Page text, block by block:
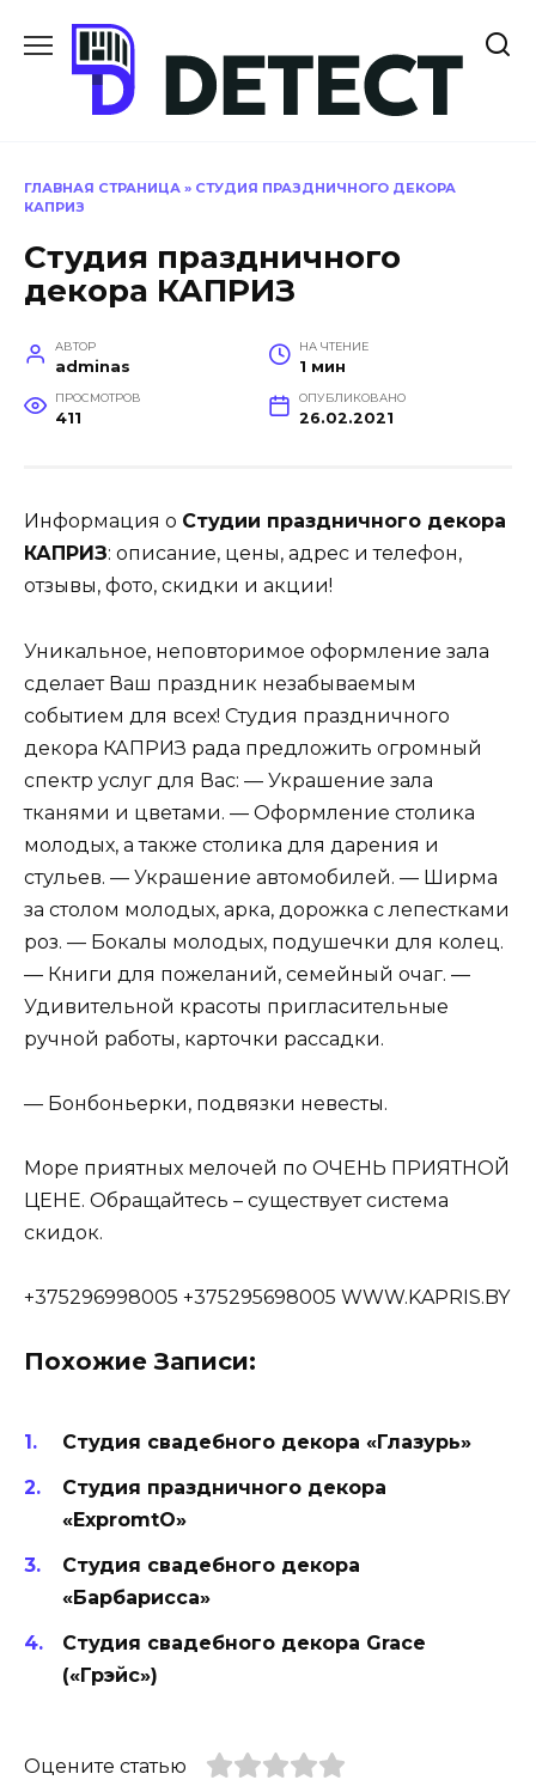
содержанию
ГЛАВНАЯ СТРАНИЦА » СТУДИЯ ПРАЗДНИЧНОГО ДЕКОРА
КАПРИЗ
Студия праздничного
декора КАПРИЗ
АВТОР
adminas
НА ЧТЕНИЕ
1 мин
ПРОСМОТРОВ
411
ОПУБЛИКОВАНО
26.02.2021
Информация о Студии праздничного декора
КАПРИЗ: описание, цены, адрес и телефон,
отзывы, фото, скидки и акции!
Уникальное, неповторимое оформление зала
сделает Ваш праздник незабываемым
событием для всех! Студия праздничного
декора КАПРИЗ рада предложить огромный
спектр услуг для Вас: — Украшение зала
тканями и цветами. — Оформление столика
молодых, а также столика для дарения и
стульев. — Украшение автомобилей. — Ширма
за столом молодых, арка, дорожка с лепестками
роз. — Бокалы молодых, подушечки для колец.
— Книги для пожеланий, семейный очаг. —
Удивительной красоты пригласительные
ручной работы, карточки рассадки.
— Бонбоньерки, подвязки невесты.
Море приятных мелочей по ОЧЕНЬ ПРИЯТНОЙ
ЦЕНЕ. Обращайтесь – существует система
скидок.
+375296998005 +375295698005 WWW.KAPRIS.BY
Похожие Записи:
Студия свадебного декора «Глазурь»
Студия праздничного декора
«ExpromtO»
Студия свадебного декора
«Барбарисса»
Студия свадебного декора Grace
(«Грэйс»)
Оцените статью